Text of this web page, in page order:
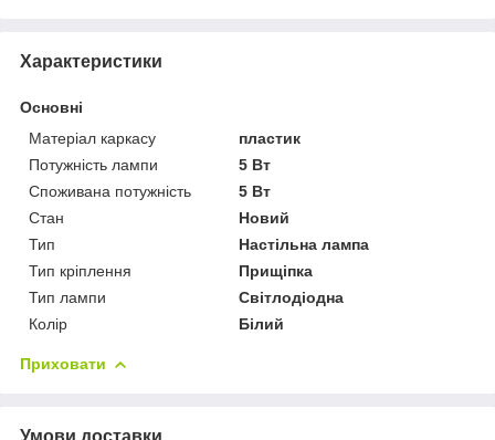
Характеристики
Основні
Матеріал каркасу
пластик
Потужність лампи
5 Вт
Споживана потужність
5 Вт
Стан
Новий
Тип
Настільна лампа
Тип кріплення
Прищіпка
Тип лампи
Світлодіодна
Колір
Білий
Приховати
Умови доставки